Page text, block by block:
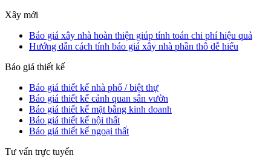
Xây mới
Báo giá xây nhà hoàn thiện giúp tính toán chi phí hiệu quả
Hướng dẫn cách tính báo giá xây nhà phần thô dễ hiểu
Báo giá thiết kế
Báo giá thiết kế nhà phố / biệt thự
Báo giá thiết kế cảnh quan sân vườn
Báo giá thiết kế mặt bằng kinh doanh
Báo giá thiết kế nội thất
Báo giá thiết kế ngoại thất
Tư vấn trực tuyến